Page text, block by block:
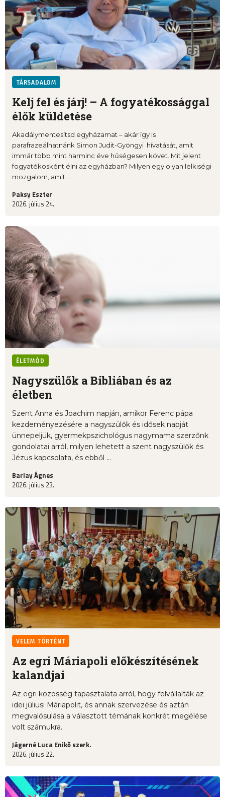
TÁRSADALOM
Kelj fel és járj! – A fogyatékossággal
élők küldetése
Akadálymentesítsd egyházamat – akár így is
parafrazeálhatnánk Simon Judit-Gyöngyi hívatását, amit
immár több mint harminc éve hűségesen követ. Mit jelent
fogyatékosként élni az egyházban? Milyen egy olyan lelkiségi
mozgalom, amit ...
Paksy Eszter
2026. július 24.
ÉLETMÓD
Nagyszülők a Bibliában és az
életben
Szent Anna és Joachim napján, amikor Ferenc pápa
kezdeményezésére a nagyszülők és idősek napját
ünnepeljük, gyermekpszichológus nagymama szerzőnk
gondolatai arról, milyen lehetett a szent nagyszülők és
Jézus kapcsolata, és ebből ...
Barlay Ágnes
2026. július 23.
VELEM TÖRTÉNT
Az egri Máriapoli előkészítésének
kalandjai
Az egri közösség tapasztalata arról, hogy felvállalták az
idei júliusi Máriapolit, és annak szervezése és aztán
megvalósulása a választott témának konkrét megélése
volt számukra.
Jágerné Luca Enikő szerk.
2026. július 22.